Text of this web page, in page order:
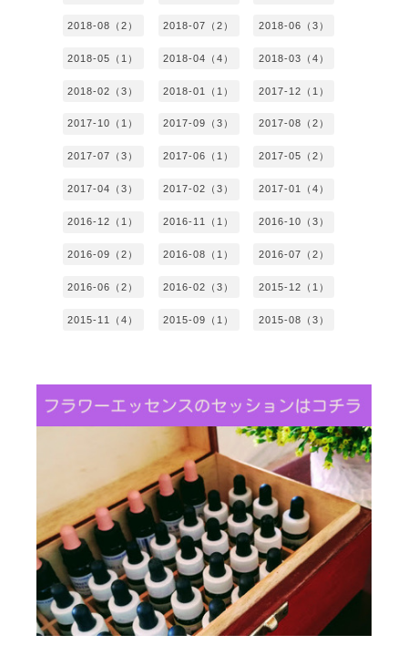
2018-08（2） 2018-07（2） 2018-06（3）
2018-05（1） 2018-04（4） 2018-03（4）
2018-02（3） 2018-01（1） 2017-12（1）
2017-10（1） 2017-09（3） 2017-08（2）
2017-07（3） 2017-06（1） 2017-05（2）
2017-04（3） 2017-02（3） 2017-01（4）
2016-12（1） 2016-11（1） 2016-10（3）
2016-09（2） 2016-08（1） 2016-07（2）
2016-06（2） 2016-02（3） 2015-12（1）
2015-11（4） 2015-09（1） 2015-08（3）